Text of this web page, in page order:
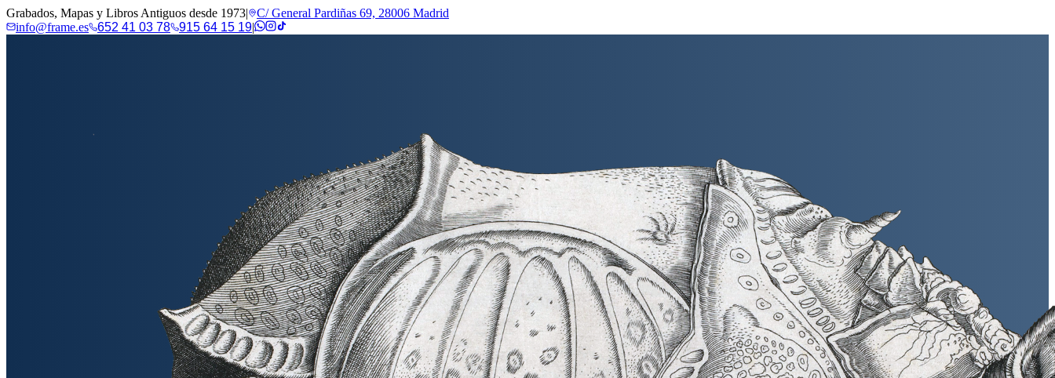
Grabados, Mapas y Libros Antiguos desde 1973|
C/ General Pardiñas 69, 28006 Madrid
info@frame.es
652 41 03 78 915 64 15 19|